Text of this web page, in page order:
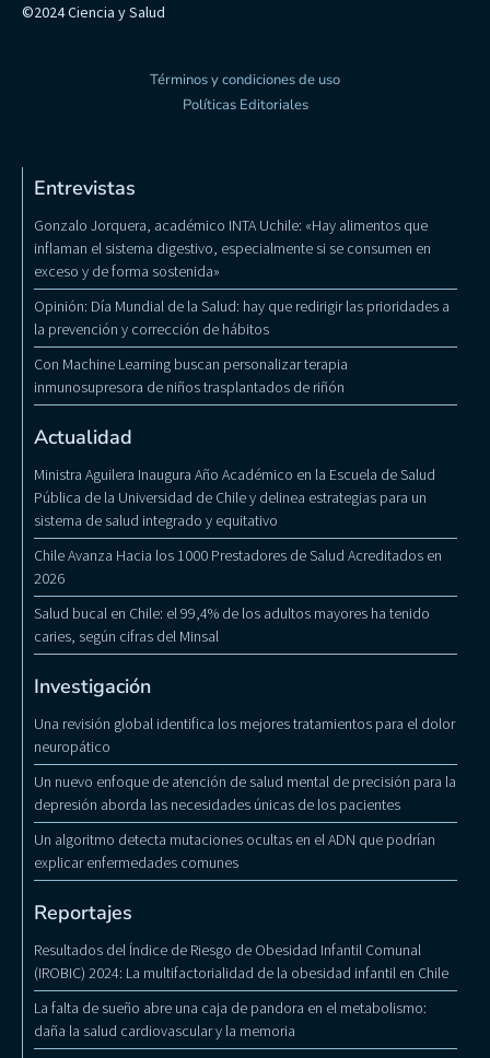
©2024 Ciencia y Salud
Términos y condiciones de uso
Políticas Editoriales
Entrevistas
Gonzalo Jorquera, académico INTA Uchile: «Hay alimentos que
inflaman el sistema digestivo, especialmente si se consumen en
exceso y de forma sostenida»
Opinión: Día Mundial de la Salud: hay que redirigir las prioridades a
la prevención y corrección de hábitos
Con Machine Learning buscan personalizar terapia
inmunosupresora de niños trasplantados de riñón
Actualidad
Ministra Aguilera Inaugura Año Académico en la Escuela de Salud
Pública de la Universidad de Chile y delinea estrategias para un
sistema de salud integrado y equitativo
Chile Avanza Hacia los 1000 Prestadores de Salud Acreditados en
2026
Salud bucal en Chile: el 99,4% de los adultos mayores ha tenido
caries, según cifras del Minsal
Investigación
Una revisión global identifica los mejores tratamientos para el dolor
neuropático
Un nuevo enfoque de atención de salud mental de precisión para la
depresión aborda las necesidades únicas de los pacientes
Un algoritmo detecta mutaciones ocultas en el ADN que podrían
explicar enfermedades comunes
Reportajes
Resultados del Índice de Riesgo de Obesidad Infantil Comunal
(IROBIC) 2024: La multifactorialidad de la obesidad infantil en Chile
La falta de sueño abre una caja de pandora en el metabolismo:
daña la salud cardiovascular y la memoria